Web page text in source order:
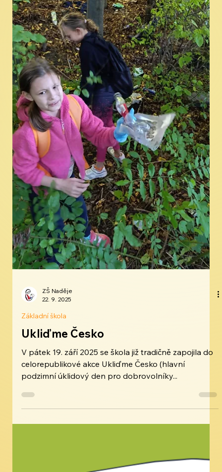
ZŠ Naděje
Ukliďme Česko
V pátek 19. září 2025 se škola již tradičně zapojila do
celorepublikové akce Ukliďme Česko (hlavní
podzimní úklidový den pro dobrovolníky...